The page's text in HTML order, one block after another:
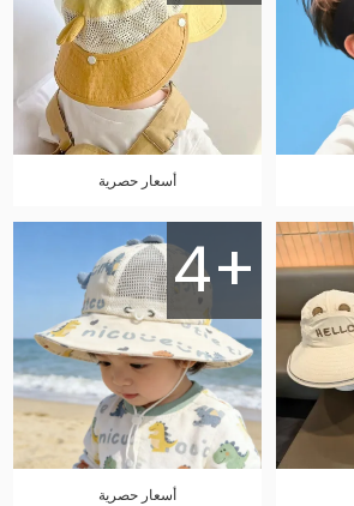
أسعار حصرية
4+
أسعار حصرية